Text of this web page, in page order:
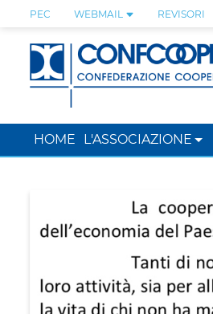
PEC WEBMAIL REVISORI
HOME L'ASSOCIAZIONE